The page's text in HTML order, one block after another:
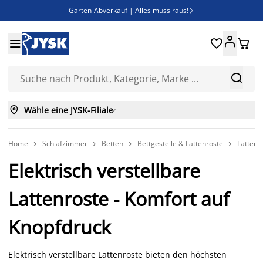
Garten-Abverkauf | Alles muss raus! 
Bist du Unternehmer? Entdecke JYSK-B2B
Esszimmerstuhl ADSLEV um nur 40€


 
 Wähle eine JYSK-Filiale
Home  Schlafzimmer  Betten  Bettgestelle & Lattenroste 
Elektrisch verstellbare
Lattenroste - Komfort auf
Knopfdruck
Elektrisch verstellbare Lattenroste bieten den höchsten